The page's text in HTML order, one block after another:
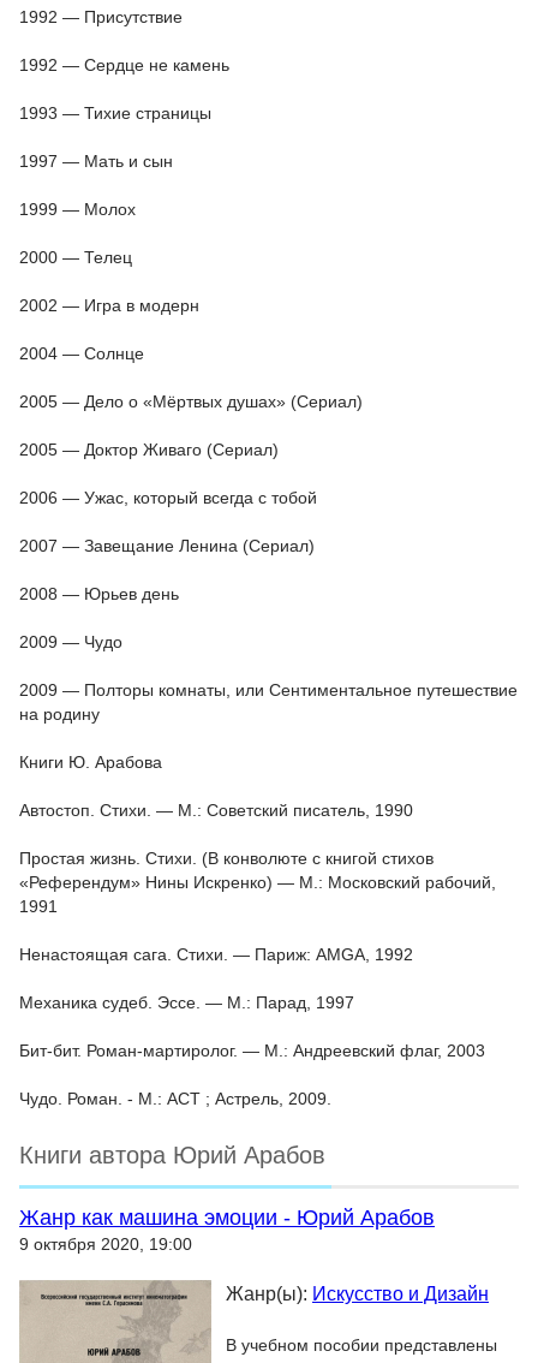
1992 — Присутствие
1992 — Сердце не камень
1993 — Тихие страницы
1997 — Мать и сын
1999 — Молох
2000 — Телец
2002 — Игра в модерн
2004 — Солнце
2005 — Дело о «Мёртвых душах» (Сериал)
2005 — Доктор Живаго (Сериал)
2006 — Ужас, который всегда с тобой
2007 — Завещание Ленина (Сериал)
2008 — Юрьев день
2009 — Чудо
2009 — Полторы комнаты, или Сентиментальное путешествие
на родину
Книги Ю. Арабова
Автостоп. Стихи. — М.: Советский писатель, 1990
Простая жизнь. Стихи. (В конволюте с книгой стихов
«Референдум» Нины Искренко) — М.: Московский рабочий,
1991
Ненастоящая сага. Стихи. — Париж: AMGA, 1992
Механика судеб. Эссе. — М.: Парад, 1997
Бит-бит. Роман-мартиролог. — М.: Андреевский флаг, 2003
Чудо. Роман. - М.: АСТ ; Астрель, 2009.
Книги автора Юрий Арабов
Жанр как машина эмоции - Юрий Арабов
9 октября 2020, 19:00
Жанр(ы): Искусство и Дизайн
В учебном пособии представлены